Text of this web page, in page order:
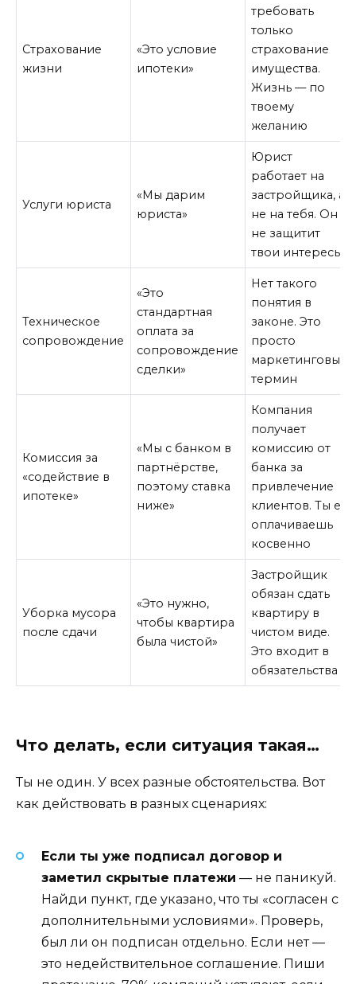
Страхование
жизни
«Это условие
ипотеки»
требовать
только
страхование
имущества.
Жизнь — по
твоему
желанию
Услуги юриста
«Мы дарим
юриста»
Юрист
работает на
застройщика, а
не на тебя. Он
не защитит
твои интересы
Техническое
сопровождение
«Это
стандартная
оплата за
сопровождение
сделки»
Нет такого
понятия в
законе. Это
просто
маркетинговый
термин
Комиссия за
«содействие в
ипотеке»
«Мы с банком в
партнёрстве,
поэтому ставка
ниже»
Компания
получает
комиссию от
банка за
привлечение
клиентов. Ты её
оплачиваешь
косвенно
Уборка мусора
после сдачи
«Это нужно,
чтобы квартира
была чистой»
Застройщик
обязан сдать
квартиру в
чистом виде.
Это входит в
обязательства
Что делать, если ситуация такая…
Ты не один. У всех разные обстоятельства. Вот
как действовать в разных сценариях:
Если ты уже подписал договор и
заметил скрытые платежи — не паникуй.
Найди пункт, где указано, что ты «согласен с
дополнительными условиями». Проверь,
был ли он подписан отдельно. Если нет —
это недействительное соглашение. Пиши